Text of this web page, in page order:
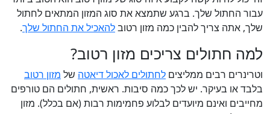
עבור החתול שלך. ברגע שתמצא את סוג המזון המתאים לחתול
שלך, אתה צריך להבין כמה מזון רטובלהאכיל את החתול שלך.
למה חתולים צריכים מזון רטוב?
וטרינרים רבים ממליצים לחתולים לאכול דיאטה של מזון רטוב
בלבד או בעיקר. יש לכך כמה סיבות. ראשית, חתולים הם טורפים
מחייבים ואינם מיועדים לבלוע פחמימות רבות (אם בכלל). מזון